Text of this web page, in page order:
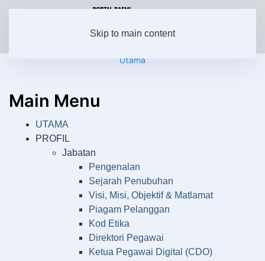
Skip to main content
Utama
Main Menu
UTAMA
PROFIL
Jabatan
Pengenalan
Sejarah Penubuhan
Visi, Misi, Objektif & Matlamat
Piagam Pelanggan
Kod Etika
Direktori Pegawai
Ketua Pegawai Digital (CDO)